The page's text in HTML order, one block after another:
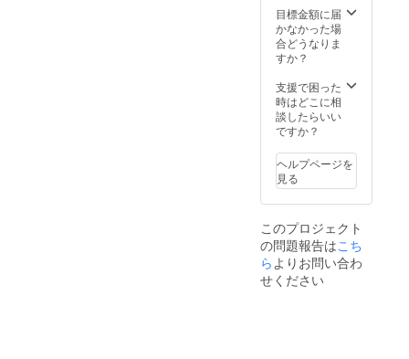
や注意
書きを
ご確認
ご自宅
で」、
どうぞ
お楽し
さい。
「原材
料及び
添加物
品表示
はお届
け商品
のラベ
記され
ま
す。」
目標金額に届
かなかった場
合どうなりま
すか？
支援で困った
時はどこに相
談したらいい
ですか？
ヘルプページを
見る
このプロジェクト
の問題報告はこち
ら よりお問い合わ
せください